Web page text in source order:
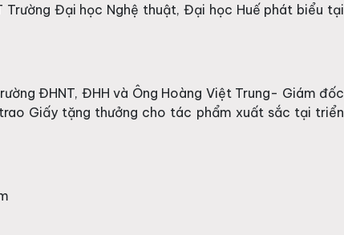
Trường Đại học Nghệ thuật, Đại học Huế phát biểu tại
ĐHNT, ĐHH và Ông Hoàng Việt Trung- Giám đốc
Giấy tặng thưởng cho tác phẩm xuất sắc tại triển